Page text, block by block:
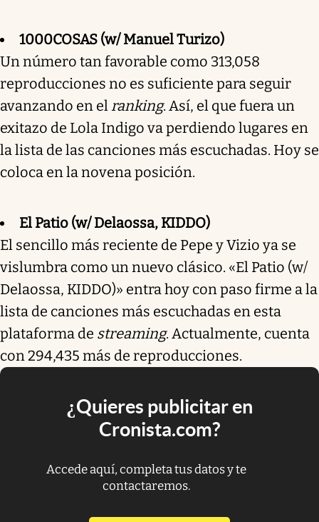
1000COSAS (w/ Manuel Turizo)
Un número tan favorable como 313,058
reproducciones no es suficiente para seguir
avanzando en elranking. Así, el que fuera un
exitazo de Lola Indigo va perdiendo lugares en
la lista de las canciones más escuchadas. Hoy se
coloca en la novena posición.
El Patio (w/ Delaossa, KIDDO)
El sencillo más reciente de Pepe y Vizio ya se
vislumbra como un nuevo clásico. «El Patio (w/
Delaossa, KIDDO)» entra hoy con paso firme a la
lista de canciones más escuchadas en esta
plataforma de streaming. Actualmente, cuenta
con 294,435 más de reproducciones.
¿Quieres publicitar en
Cronista.com?
Accede aquí, completa tus datos y te
contactaremos.